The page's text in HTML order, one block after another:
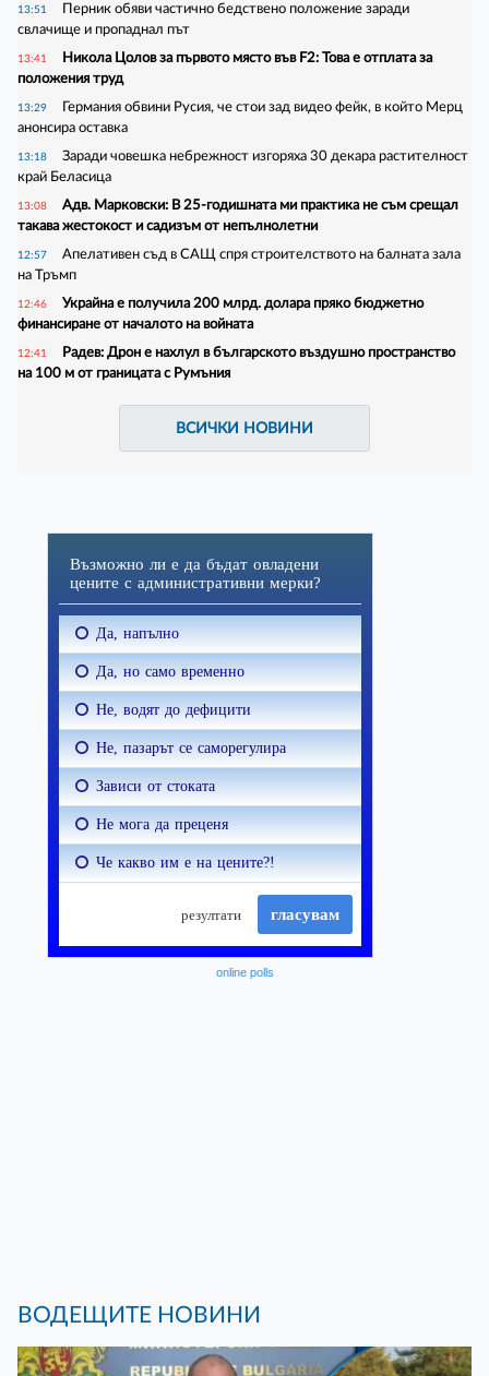
13:51
Перник обяви частично бедствено положение заради
свлачище и пропаднал път
13:41
Никола Цолов за първото място във F2: Това е отплата за
положения труд
13:29
Германия обвини Русия, че стои зад видео фейк, в който Мерц
анонсира оставка
13:18
Заради човешка небрежност изгоряха 30 декара растителност
край Беласица
13:08
Адв. Марковски: В 25-годишната ми практика не съм срещал
такава жестокост и садизъм от непълнолетни
12:57
Апелативен съд в САЩ спря строителството на балната зала
на Тръмп
12:46
Украйна е получила 200 млрд. долара пряко бюджетно
финансиране от началото на войната
12:41
Радев: Дрон е нахлул в българското въздушно пространство
на 100 м от границата с Румъния
ВСИЧКИ НОВИНИ
online polls
ВОДЕЩИТЕ НОВИНИ